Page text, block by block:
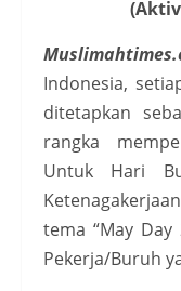
Indonesia,
ditetapkan
rangka
Untuk Hari
tema “May Day
Pekerja/Buruh